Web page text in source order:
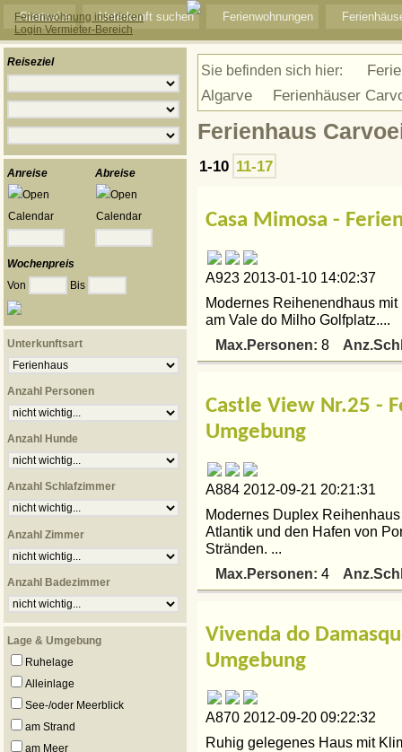
Ferienwohnung inserieren
Login Vermieter-Bereich
Startseite Unterkunft suchen Ferienwohnungen
Reiseziel
Anreise Abreise
Wochenpreis
Von
Bis
Unterkunftsart
Anzahl Personen
Anzahl Hunde
Anzahl Schlafzimmer
Anzahl Zimmer
Anzahl Badezimmer
Lage & Umgebung
Ruhelage
Alleinlage
See-/oder Meerblick
am Strand
am Meer
Sie befinden sich hier:
Algarve
Ferienhäuser
Ferienhaus
1-10 11-17
Casa Mimosa -
A923 2013-01-10 14:02:37
Modernes Reihenendhaus
am Vale do Milho Golfplatz....
Max.Personen: 8
Castle View Nr.25 -
Umgebung
A884 2012-09-21 20:21:31
Modernes Duplex
Atlantik und den Hafen von
Stränden. ...
Max.Personen: 4
Vivenda do
Umgebung
A870 2012-09-20 09:22:32
Ruhig gelegenes Haus mit